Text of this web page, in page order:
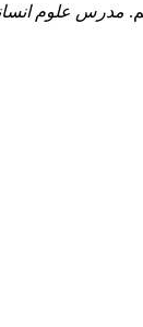
مدرس علوم